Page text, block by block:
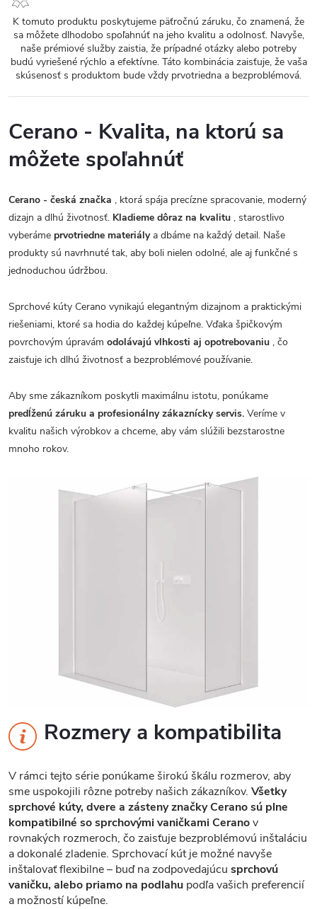
K tomuto produktu poskytujeme päťročnú záruku, čo znamená, že
sa môžete dlhodobo spoľahnúť na jeho kvalitu a odolnosť. Navyše,
naše prémiové služby zaistia, že prípadné otázky alebo potreby
budú vyriešené rýchlo a efektívne. Táto kombinácia zaisťuje, že vaša
skúsenosť s produktom bude vždy prvotriedna a bezproblémová.
Cerano - Kvalita, na ktorú sa
môžete spoľahnúť
Cerano - česká značka , ktorá spája precízne spracovanie, moderný
dizajn a dlhú životnosť. Kladieme dôraz na kvalitu , starostlivo
vyberáme prvotriedne materiálya dbáme na každý detail. Naše
produkty sú navrhnuté tak, aby boli nielen odolné, ale aj funkčné s
jednoduchou údržbou.
Sprchové kúty Cerano vynikajú elegantným dizajnom a praktickými
riešeniami, ktoré sa hodia do každej kúpeľne. Vďaka špičkovým
povrchovým úpravám odolávajú vlhkosti aj opotrebovaniu , čo
zaisťuje ich dlhú životnosť a bezproblémové používanie.
Aby sme zákazníkom poskytli maximálnu istotu, ponúkame
predĺženú záruku a profesionálny zákaznícky servis. Veríme v
kvalitu našich výrobkov a chceme, aby vám slúžili bezstarostne
mnoho rokov.
Rozmery a kompatibilita
V rámci tejto série ponúkame širokú škálu rozmerov, aby
sme uspokojili rôzne potreby našich zákazníkov. Všetky
sprchové kúty, dvere a zásteny značky Cerano sú plne
kompatibilné so sprchovými vaničkami Ceranov
rovnakých rozmeroch, čo zaisťuje bezproblémovú inštaláciu
a dokonalé zladenie. Sprchovací kút je možné navyše
inštalovať flexibilne – buď na zodpovedajúcu sprchovú
vaničku, alebo priamo na podlahu podľa vašich preferencií
a možností kúpeľne.